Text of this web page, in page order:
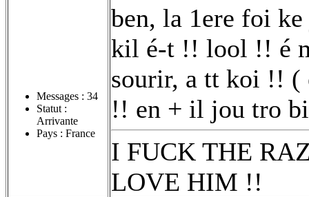
Messages : 34
Statut :
Arrivante
Pays : France
ben, la 1ere foi
kil é-t !! lool !! é
sourir, a tt koi !! (
!! en + il jou tro
I FUCK THE
LOVE HIM !!